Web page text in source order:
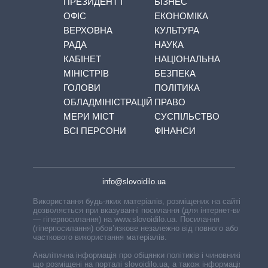
ОФІС
ВЕРХОВНА
РАДА
КАБІНЕТ
МІНІСТРІВ
ГОЛОВИ
ОБЛАДМІНІСТРАЦІЙ
МЕРИ МІСТ
ВСІ ПЕРСОНИ
ЕКОНОМІКА
КУЛЬТУРА
НАУКА
НАЦІОНАЛЬНА
БЕЗПЕКА
ПОЛІТИКА
ПРАВО
СУСПІЛЬСТВО
ФІНАНСИ
info@slovoidilo.ua
Використання будь-яких матеріалів, розміщених на сайті,
дозволяється при вказуванні посилання (для інтернет-видань
— гіперпосилання) на www.slovoidilo.ua. Посилання
(гіперпосилання) обов’язкове незалежно від повного або
часткового використання матеріалів.
Аналітична інформація про обіцянки політиків і чиновників,
що розміщені на порталі slovoidilo.ua, а також інформація про